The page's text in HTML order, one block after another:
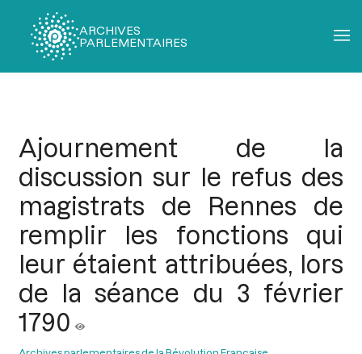
ARCHIVES
PARLEMENTAIRES
Ajournement de la
discussion sur le refus des
magistrats de Rennes de
remplir les fonctions qui
leur étaient attribuées, lors
de la séance du 3 février
1790